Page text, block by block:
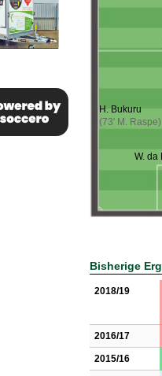
H. Bukuru
(73' M. Raspe)
W. da
Bisherige
2018/19
2016/17
2015/16